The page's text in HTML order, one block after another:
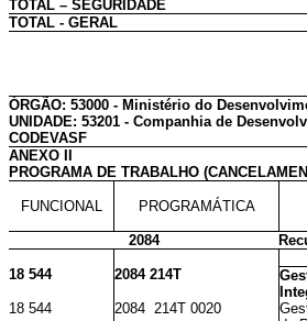
TOTAL – SEGURIDADE
TOTAL - GERAL
ÓRGÃO: 53000 - Ministério do
UNIDADE: 53201 - Companhia de
CODEVASF
ANEXO II
PROGRAMA DE TRABALHO
FUNCIONAL PROGRAMÁTICA
2084
18 544
2084 214T
18 544
2084 214T 0020